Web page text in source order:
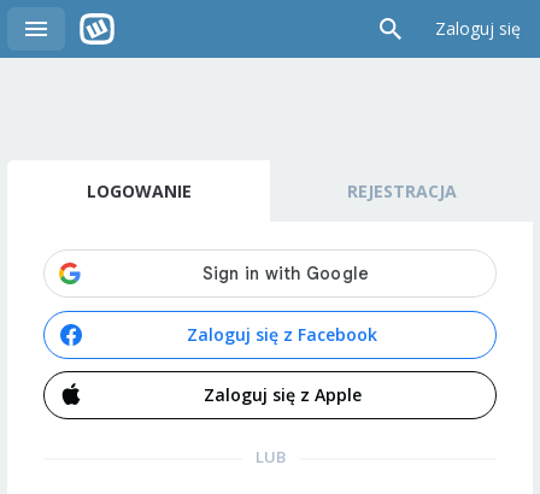
Zaloguj się
LOGOWANIE REJESTRACJA
Zaloguj się z Facebook
Zaloguj się z Apple
LUB